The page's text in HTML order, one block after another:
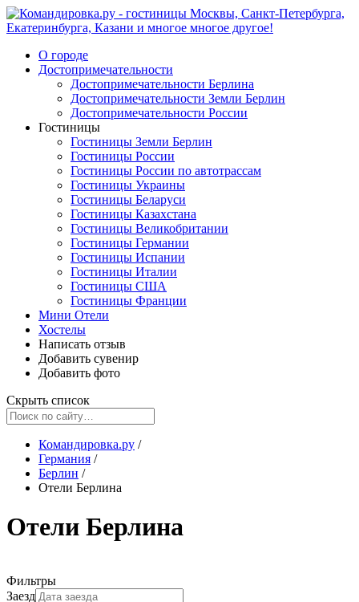
О городе
Достопримечательности
Достопримечательности Берлина
Достопримечательности Земли Берлин
Достопримечательности России
Гостиницы
Гостиницы Земли Берлин
Гостиницы России
Гостиницы России по автотрассам
Гостиницы Украины
Гостиницы Беларуси
Гостиницы Казахстана
Гостиницы Великобритании
Гостиницы Германии
Гостиницы Испании
Гостиницы Италии
Гостиницы США
Гостиницы Франции
Мини Отели
Хостелы
Написать отзыв
Добавить сувенир
Добавить фото
Скрыть список
Командировка.ру /
Германия /
Берлин /
Отели Берлина
Отели Берлина
Фильтры
Заезд